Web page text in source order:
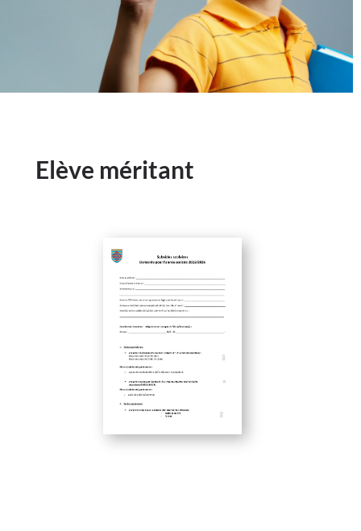
Elève méritant